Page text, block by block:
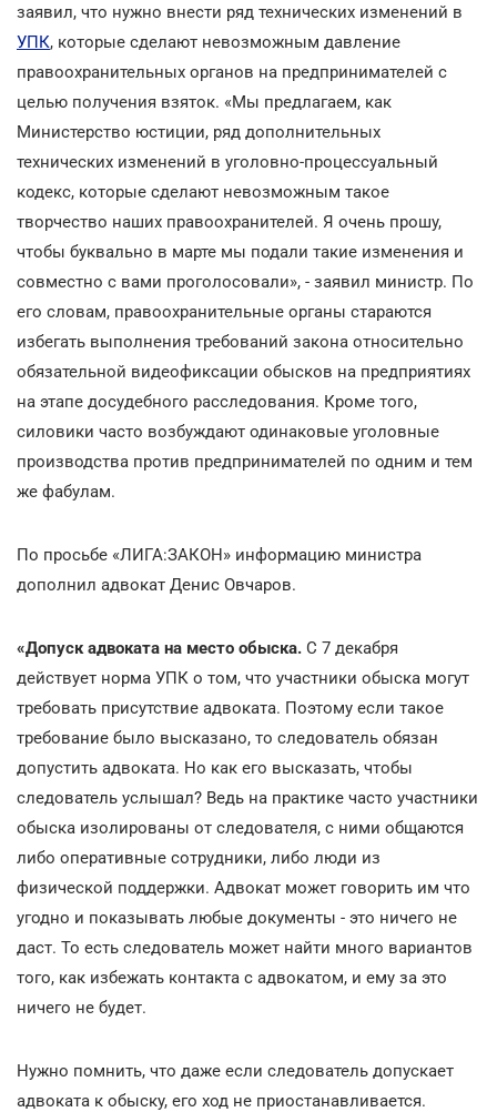
заявил, что нужно внести ряд технических изменений в
УПК, которые сделают невозможным давление
правоохранительных органов на предпринимателей с
целью получения взяток. «Мы предлагаем, как
Министерство юстиции, ряд дополнительных
технических изменений в уголовно-процессуальный
кодекс, которые сделают невозможным такое
творчество наших правоохранителей. Я очень прошу,
чтобы буквально в марте мы подали такие изменения и
совместно с вами проголосовали», - заявил министр. По
его словам, правоохранительные органы стараются
избегать выполнения требований закона относительно
обязательной видеофиксации обысков на предприятиях
на этапе досудебного расследования. Кроме того,
силовики часто возбуждают одинаковые уголовные
производства против предпринимателей по одним и тем
же фабулам.
По просьбе «ЛИГА:ЗАКОН» информацию министра
дополнил адвокат Денис Овчаров.
«Допуск адвоката на место обыска. С 7 декабря
действует норма УПК о том, что участники обыска могут
требовать присутствие адвоката. Поэтому если такое
требование было высказано, то следователь обязан
допустить адвоката. Но как его высказать, чтобы
следователь услышал? Ведь на практике часто участники
обыска изолированы от следователя, с ними общаются
либо оперативные сотрудники, либо люди из
физической поддержки. Адвокат может говорить им что
угодно и показывать любые документы - это ничего не
даст. То есть следователь может найти много вариантов
того, как избежать контакта с адвокатом, и ему за это
ничего не будет.
Нужно помнить, что даже если следователь допускает
адвоката к обыску, его ход не приостанавливается.